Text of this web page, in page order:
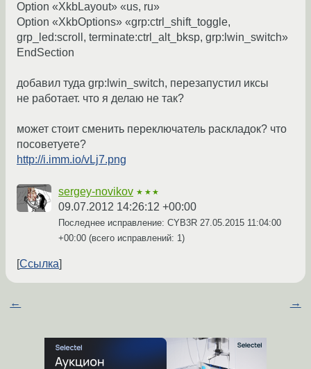
Option «XkbLayout» «us, ru»
Option «XkbOptions» «grp:ctrl_shift_toggle,
grp_led:scroll, terminate:ctrl_alt_bksp, grp:lwin_switch»
EndSection
добавил туда grp:lwin_switch, перезапустил иксы
не работает. что я делаю не так?
может стоит сменить переключатель раскладок? что
посоветуете?
http://i.imm.io/vLj7.png
sergey-novikov ★★★
09.07.2012 14:26:12 +00:00
Последнее исправление: CYB3R 27.05.2015 11:04:00
+00:00 (всего исправлений: 1)
Ссылка
← →